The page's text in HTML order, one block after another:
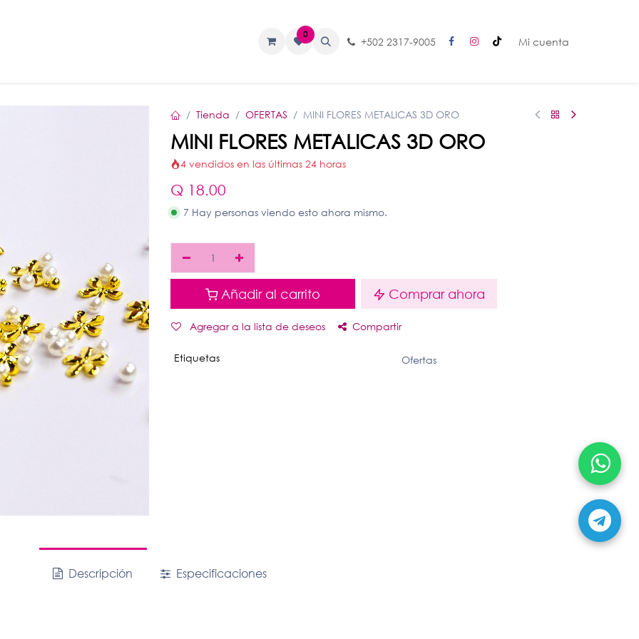
0
+502 2317-9005 Mi cuenta
Tienda OFERTAS MINI FLORES METALICAS 3D ORO
MINI FLORES METALICAS 3D ORO
4 vendidos en las últimas 24 horas
Q 18.00
7 Hay personas viendo esto ahora mismo.
Añadir al carrito Comprar ahora
Agregar a la lista de deseos Compartir
Etiquetas Ofertas
Descripción Especificaciones